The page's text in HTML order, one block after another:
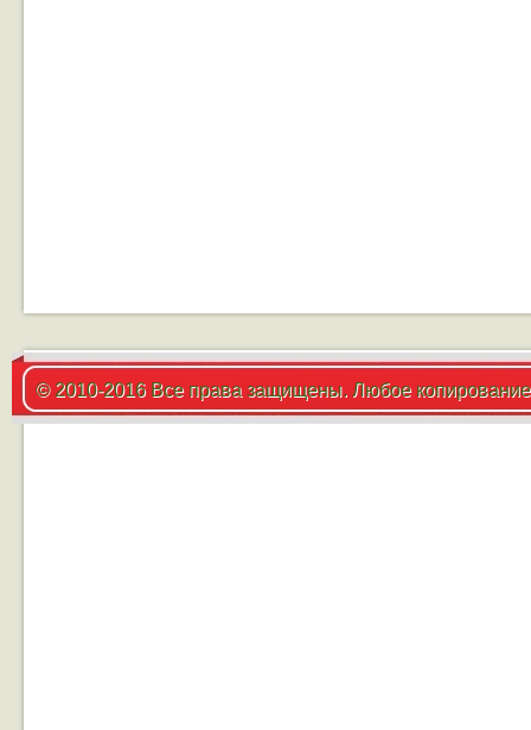
© 2010-2016 Все права защищены. Любое